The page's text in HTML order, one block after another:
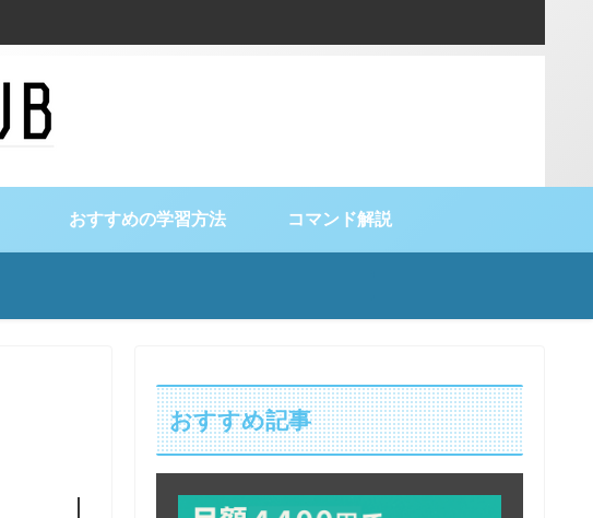
おすすめの学習方法 コマンド解説
おすすめ記事